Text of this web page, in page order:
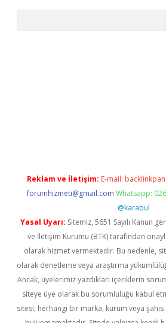
Reklam ve İletişim: E-mail:
forumhizmeti@gmail.com Whatsapp:
@karabul
Yasal Uyarı: Sitemiz, 5651 Sayılı Kanun
ve İletişim Kurumu (BTK) tarafından
olarak hizmet vermektedir. Bu nedenle,
olarak denetleme veya araştırma
Ancak, üyelerimiz yazdıkları içeriklerin
siteye üye olarak bu sorumluluğu kabul
sitesi, herhangi bir marka, kurum veya